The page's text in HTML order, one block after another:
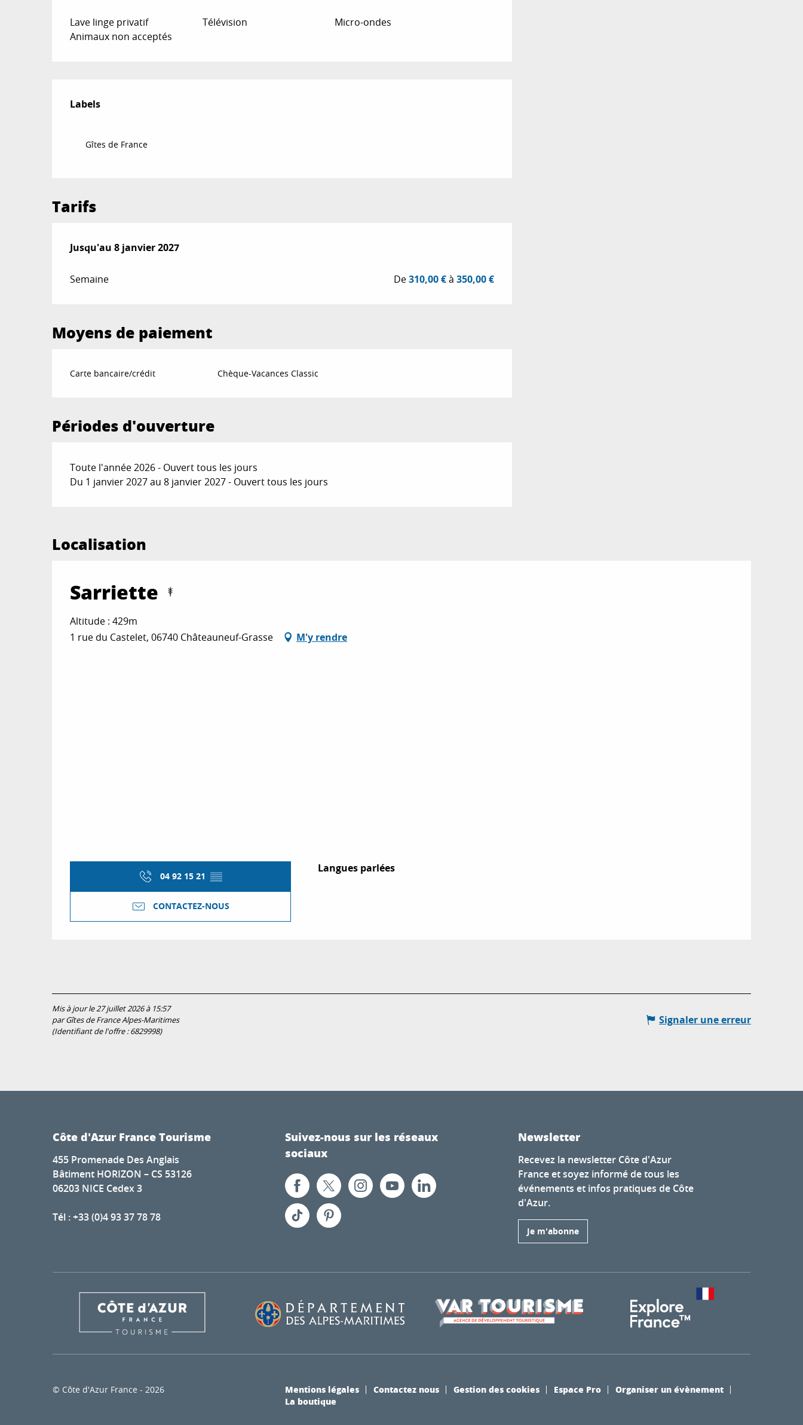
Lave linge privatif Télévision
Micro-ondes
Animaux non acceptés
Offres de prestations
Labels
Labels
Gîtes de France
Tarifs
Du20 décembre 2025au
Jusqu'au 8 janvier 2027
Semaine De310,00 €à350,00 €
Moyens de paiement
Carte bancaire/crédit Chèque-Vacances Classic
Périodes d'ouverture
Toute l'année 2026 - Ouvert tous les jours
Du 1 janvier 2027 au 8 janvier 2027 - Ouvert tous les jours
Localisation
Sarriette
Altitude : 429m
1 rue du Castelet, 06740 Châteauneuf-Grasse
M'y rendre
04 92 15 21 ▒▒
CONTACTEZ-NOUS
Langues parlées
Langues parlées
Mis à jour le 27 juillet 2026 à 15:57
par Gîtes de France Alpes-Maritimes
(Identifiant de l'offre :6829998)
Signaler une erreur
Côte d'Azur France Tourisme
455 Promenade Des Anglais
Bâtiment HORIZON – CS 53126
06203 NICE Cedex 3
Tél : +33 (0)4 93 37 78 78
Suivez-nous sur les réseaux
sociaux
Newsletter
Recevez la newsletter Côte d'Azur
France et soyez informé de tous les
événements et infos pratiques de Côte
d'Azur.
Je m'abonne
© Côte d'Azur France - 2026 Mentions légales Contactez nous Gestion des cookies Espace Pro
Organiser un évènement
La boutique